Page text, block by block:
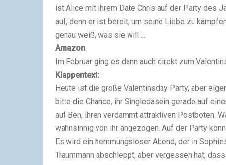
ist Alice mit ihrem Date Chris auf der Party des
auf, denn er ist bereit, um seine Liebe zu
genau weiß, was sie will ...
Amazon
Im Februar ging es dann auch direkt zum
Klappentext:
Heute ist die große Valentinsday Party, aber
bitte die Chance, ihr Singledasein gerade auf
auf Ben, ihren verdammt attraktiven Postboten.
wahnsinnig von ihr angezogen. Auf der Party
Es wird ein hemmungsloser Abend, der in
Traummann abschleppt, aber vergessen hat,